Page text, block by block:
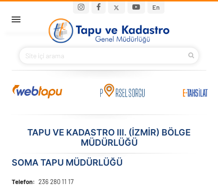
En
Main navigation
BAKANIMIZ
KURUMSAL
İLETIŞIM
TAPU VE KADASTRO III. (İZMIR) BÖLGE
MÜDÜRLÜĞÜ
SOMA TAPU MÜDÜRLÜĞÜ
Telefon
236 280 11 17